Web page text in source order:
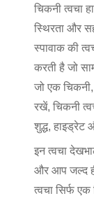
चिकनी त्वचा
स्थिरता और
स्पावाक की
करती है जो
जो एक
रखें, चिकनी
शुद्ध, हाइड्रेट
इन त्वचा
और आप जल्द
त्वचा सिर्फ